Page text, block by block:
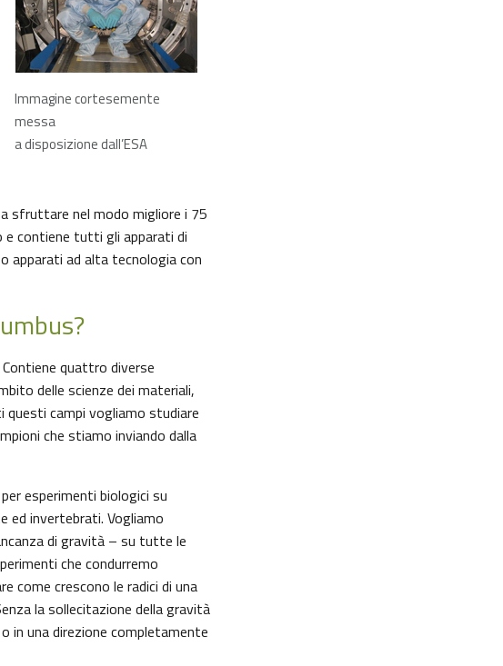
Immagine cortesemente
messa
a disposizione dall’ESA
sfruttare nel modo migliore i 75
e contiene tutti gli apparati di
apparati ad alta tecnologia con
quattro diverse
delle scienze dei materiali,
questi campi vogliamo studiare
che stiamo inviando dalla
esperimenti biologici su
ed invertebrati. Vogliamo
di gravità – su tutte le
che condurremo
come crescono le radici di una
la sollecitazione della gravità
in una direzione completamente